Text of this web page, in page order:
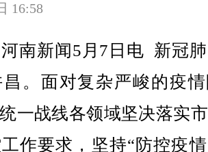
16:58
新闻5月7日电 新冠肺
。面对复杂严峻的疫
一战线各领域坚决落实
作要求，坚持“防控疫